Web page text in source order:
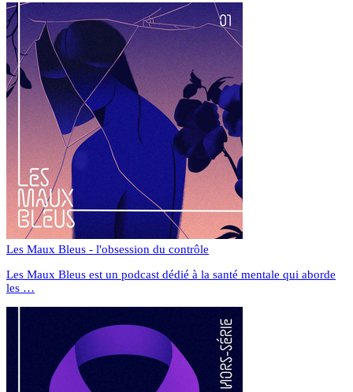
Les Maux Bleus - l'obsession du contrôle
Les Maux Bleus est un podcast dédié à la santé mentale qui aborde
les …